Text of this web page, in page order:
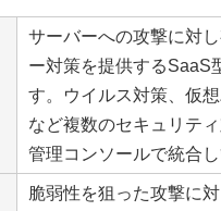
サーバーへの攻撃に対
ー対策を提供するSaaS
す。ウイルス対策、仮
など複数のセキュリテ
管理コンソールで統合し
脆弱性を狙った攻撃に